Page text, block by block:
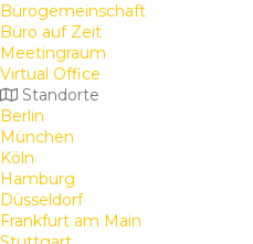
Bürogemeinschaft
Büro auf Zeit
Meetingraum
Virtual Office
Standorte
Berlin
München
Köln
Hamburg
Düsseldorf
Frankfurt am Main